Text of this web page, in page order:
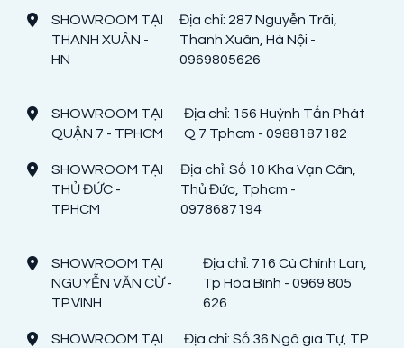
SHOWROOM TẠI
THANH XUÂN -
HN
Địa chỉ: 287 Nguyễn Trãi,
Thanh Xuân, Hà Nội -
0969805626
SHOWROOM TẠI
QUẬN 7 - TPHCM
Địa chỉ: 156 Huỳnh Tấn Phát
Q 7 Tphcm - 0988187182
SHOWROOM TẠI
THỦ ĐỨC -
TPHCM
Địa chỉ: Số 10 Kha Vạn Cân,
Thủ Đức, Tphcm -
0978687194
SHOWROOM TẠI
NGUYỄN VĂN CỪ -
TP.VINH
Địa chỉ: 716 Cù Chính Lan,
Tp Hòa Bình - 0969 805
626
SHOWROOM TẠI
Địa chỉ: Số 36 Ngô gia Tự, TP